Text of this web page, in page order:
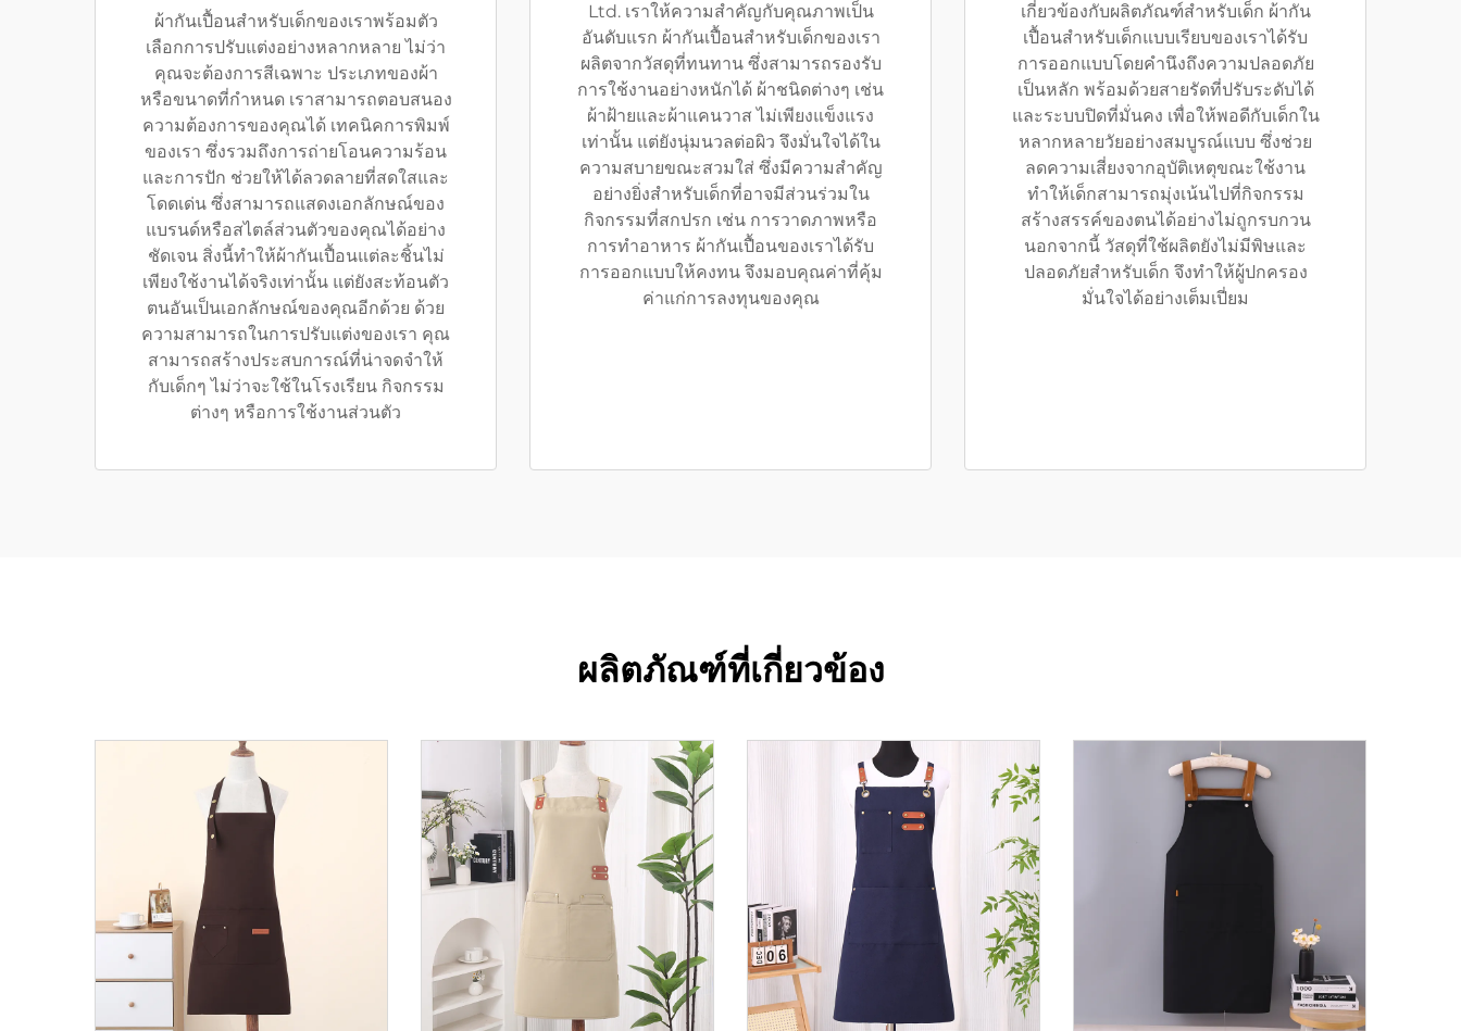
ผ้ากันเปื้อนสำหรับเด็กของเราพร้อมตัว
เลือกการปรับแต่งอย่างหลากหลาย ไม่ว่า
คุณจะต้องการสีเฉพาะ ประเภทของผ้า
หรือขนาดที่กำหนด เราสามารถตอบสนอง
ความต้องการของคุณได้ เทคนิคการพิมพ์
ของเรา ซึ่งรวมถึงการถ่ายโอนความร้อน
และการปัก ช่วยให้ได้ลวดลายที่สดใสและ
โดดเด่น ซึ่งสามารถแสดงเอกลักษณ์ของ
แบรนด์หรือสไตล์ส่วนตัวของคุณได้อย่าง
ชัดเจน สิ่งนี้ทำให้ผ้ากันเปื้อนแต่ละชิ้นไม่
เพียงใช้งานได้จริงเท่านั้น แต่ยังสะท้อนตัว
ตนอันเป็นเอกลักษณ์ของคุณอีกด้วย ด้วย
ความสามารถในการปรับแต่งของเรา คุณ
สามารถสร้างประสบการณ์ที่น่าจดจำให้
กับเด็กๆ ไม่ว่าจะใช้ในโรงเรียน กิจกรรม
ต่างๆ หรือการใช้งานส่วนตัว
Ltd. เราให้ความสำคัญกับคุณภาพเป็น
อันดับแรก ผ้ากันเปื้อนสำหรับเด็กของเรา
ผลิตจากวัสดุที่ทนทาน ซึ่งสามารถรองรับ
การใช้งานอย่างหนักได้ ผ้าชนิดต่างๆ เช่น
ผ้าฝ้ายและผ้าแคนวาส ไม่เพียงแข็งแรง
เท่านั้น แต่ยังนุ่มนวลต่อผิว จึงมั่นใจได้ใน
ความสบายขณะสวมใส่ ซึ่งมีความสำคัญ
อย่างยิ่งสำหรับเด็กที่อาจมีส่วนร่วมใน
กิจกรรมที่สกปรก เช่น การวาดภาพหรือ
การทำอาหาร ผ้ากันเปื้อนของเราได้รับ
การออกแบบให้คงทน จึงมอบคุณค่าที่คุ้ม
ค่าแก่การลงทุนของคุณ
เกี่ยวข้องกับผลิตภัณฑ์สำหรับเด็ก ผ้ากัน
เปื้อนสำหรับเด็กแบบเรียบของเราได้รับ
การออกแบบโดยคำนึงถึงความปลอดภัย
เป็นหลัก พร้อมด้วยสายรัดที่ปรับระดับได้
และระบบปิดที่มั่นคง เพื่อให้พอดีกับเด็กใน
หลากหลายวัยอย่างสมบูรณ์แบบ ซึ่งช่วย
ลดความเสี่ยงจากอุบัติเหตุขณะใช้งาน
ทำให้เด็กสามารถมุ่งเน้นไปที่กิจกรรม
สร้างสรรค์ของตนได้อย่างไม่ถูกรบกวน
นอกจากนี้ วัสดุที่ใช้ผลิตยังไม่มีพิษและ
ปลอดภัยสำหรับเด็ก จึงทำให้ผู้ปกครอง
มั่นใจได้อย่างเต็มเปี่ยม
ผลิตภัณฑ์ที่เกี่ยวข้อง